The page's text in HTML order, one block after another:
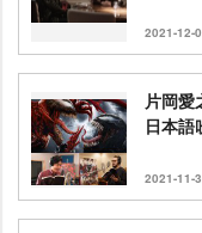
2021-12-
片岡愛
日本語
2021-11-